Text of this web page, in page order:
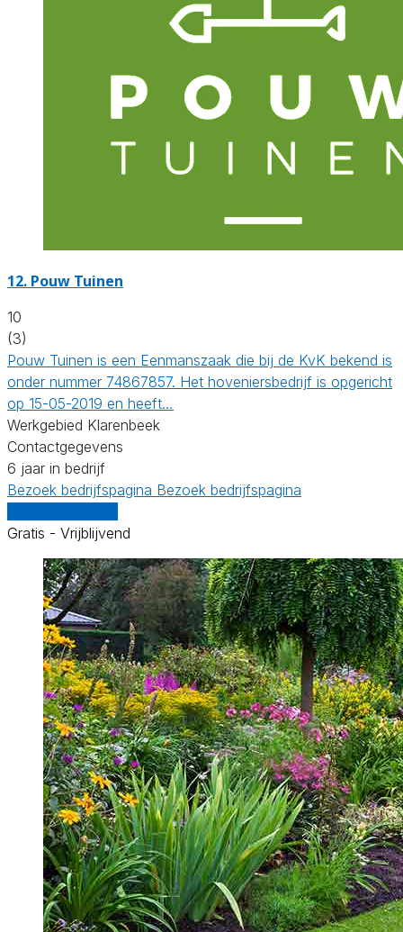
12. Pouw Tuinen
10
(3)
Pouw Tuinen is een Eenmanszaak die bij de KvK bekend is
onder nummer 74867857. Het hoveniersbedrijf is opgericht
op 15-05-2019 en heeft…
Werkgebied Klarenbeek
Contactgegevens
6 jaar in bedrijf
Bezoek bedrijfspagina Bezoek bedrijfspagina
Gratis - Vrijblijvend